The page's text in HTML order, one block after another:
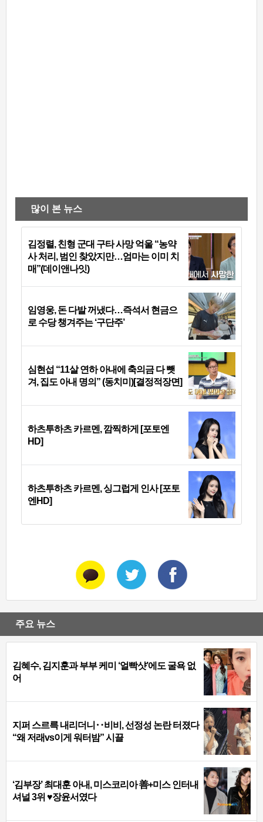
많이 본 뉴스
김정렬, 친형 군대 구타 사망 억울 “농약
사 처리, 범인 찾았지만…엄마는 이미 치
매”(데이앤나잇)
임영웅, 돈 다발 꺼냈다…즉석서 현금으
로 수당 챙겨주는 ‘구단주’
심현섭 “11살 연하 아내에 축의금 다 뺏
겨, 집도 아내 명의” (동치미)[결정적장면]
하츠투하츠 카르멘, 깜찍하게 [포토엔
HD]
하츠투하츠 카르멘, 싱그럽게 인사 [포토
엔HD]
주요 뉴스
김혜수, 김지훈과 부부 케미 ‘얼빡샷’에도 굴욕 없
어
지퍼 스르륵 내리더니‥비비, 선정성 논란 터졌다
“왜 저래vs이게 워터밤” 시끌
‘김부장’ 최대훈 아내, 미스코리아 善+미스 인터내
셔널 3위 ♥장윤서였다